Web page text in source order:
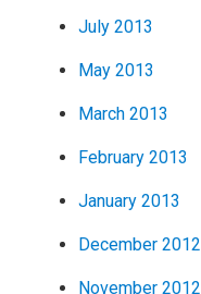
July 2013
May 2013
March 2013
February 2013
January 2013
December 2012
November 2012